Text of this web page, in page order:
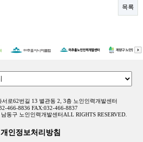
목록
로62번길 13 별관동 2, 3층 노인인력개발센터
466-8836 FAX:032-466-8837
동구 노인인력개발센터ALL RIGHTS RESERVED.
개인정보처리방침